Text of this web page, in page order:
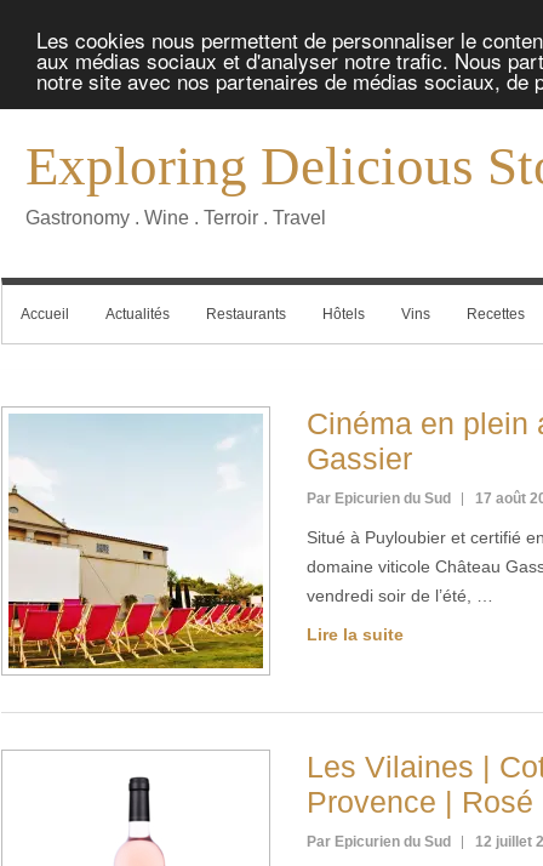
Les cookies nous permettent de personnaliser le
aux médias sociaux et d'analyser notre trafic. Nous
notre site avec nos partenaires de médias sociaux, de
Exploring Delicious
Gastronomy . Wine . Terroir . Travel
Accueil Actualités Restaurants Hôtels Vins Recettes
Cinéma en plein
Gassier
Par Epicurien du Sud 17 août
Situé à Puyloubier et certifié
domaine viticole Château
vendredi soir de l’été, …
Lire la suite
Les Vilaines |
Provence | Rosé
Par Epicurien du Sud 12 juillet